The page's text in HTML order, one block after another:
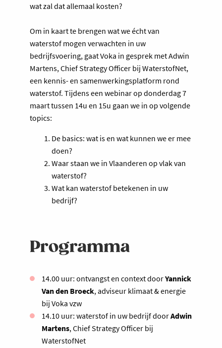
wat zal dat allemaal kosten?
Om in kaart te brengen wat we écht van
waterstof mogen verwachten in uw
bedrijfsvoering, gaat Voka in gesprek met Adwin
Martens, Chief Strategy Officer bij WaterstofNet,
een kennis- en samenwerkingsplatform rond
waterstof. Tijdens een webinar op donderdag 7
maart tussen 14u en 15u gaan we in op volgende
topics:
De basics: wat is en wat kunnen we er mee
doen?
Waar staan we in Vlaanderen op vlak van
waterstof?
Wat kan waterstof betekenen in uw
bedrijf?
Programma
14.00 uur: ontvangst en context doorYannick
Van den Broeck, adviseur klimaat & energie
bij Voka vzw
14.10 uur: waterstof in uw bedrijf doorAdwin
Martens, Chief Strategy Officer bij
WaterstofNet